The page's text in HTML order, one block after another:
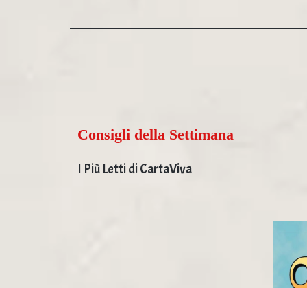
Consigli della Settimana
I Più Letti di CartaViva